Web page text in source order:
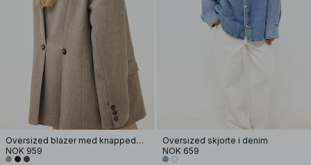
Oversized blazer med knappedetaljer i ryggen
NOK 959
Oversized skjorte i denim
NOK 659